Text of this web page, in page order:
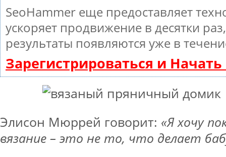
SeoHammer еще предоставляет
ускоряет продвижение в десятки
результаты появляются уже в
Зарегистрироваться и
Элисон Мюррей говорит: «Я хочу
вязание – это не то, что делает